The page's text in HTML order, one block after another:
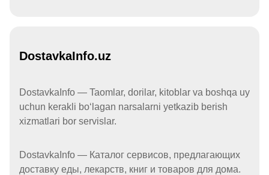
DostavkaInfo.uz
DostavkaInfo — Taomlar, dorilar, kitoblar va boshqa uy
uchun kerakli boʻlagan narsalarni yetkazib berish
xizmatlari bor servislar.
DostavkaInfo — Каталог сервисов, предлагающих
доставку еды, лекарств, книг и товаров для дома.